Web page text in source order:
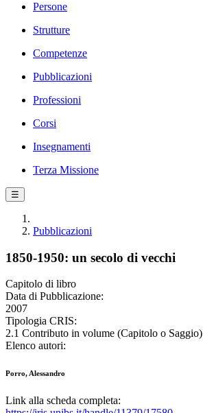
Persone
Strutture
Competenze
Pubblicazioni
Professioni
Corsi
Insegnamenti
Terza Missione
☰
Pubblicazioni
1850-1950: un secolo di vecchi
Capitolo di libro
Data di Pubblicazione:
2007
Tipologia CRIS:
2.1 Contributo in volume (Capitolo o Saggio)
Elenco autori:
Porro, Alessandro
Link alla scheda completa: